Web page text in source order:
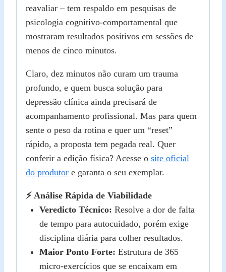
reavaliar – tem respaldo em pesquisas de
psicologia cognitivo‑comportamental que
mostraram resultados positivos em sessões de
menos de cinco minutos.
Claro, dez minutos não curam um trauma
profundo, e quem busca solução para
depressão clínica ainda precisará de
acompanhamento profissional. Mas para quem
sente o peso da rotina e quer um “reset”
rápido, a proposta tem pegada real. Quer
conferir a edição física? Acesse o site oficial
do produtor e garanta o seu exemplar.
⚡ Análise Rápida de Viabilidade
Veredicto Técnico: Resolve a dor de falta
de tempo para autocuidado, porém exige
disciplina diária para colher resultados.
Maior Ponto Forte: Estrutura de 365
micro‑exercícios que se encaixam em